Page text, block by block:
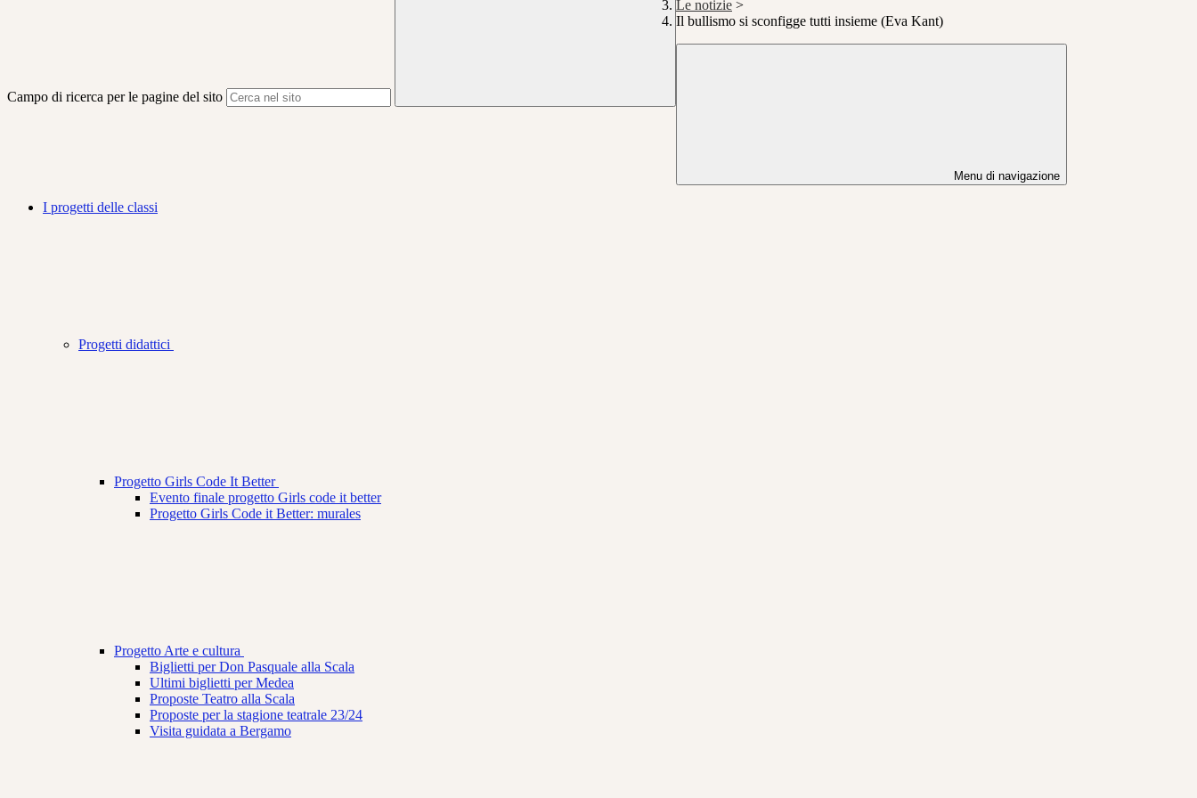
Campo di ricerca per le pagine del sito
Le notizie >
Il bullismo si sconfigge tutti insieme (Eva Kant)
Menu di navigazione
I progetti delle classi
Progetti didattici
Progetto Girls Code It Better
Evento finale progetto Girls code it better
Progetto Girls Code it Better: murales
Progetto Arte e cultura
Biglietti per Don Pasquale alla Scala
Ultimi biglietti per Medea
Proposte Teatro alla Scala
Proposte per la stagione teatrale 23/24
Visita guidata a Bergamo